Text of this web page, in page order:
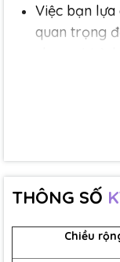
Việc bạn
quan trọng
Bảo vệ
Nhiệt độ lạnh
hủy các vật thể
bồn, bình, băng
phẩm gia nhiệt
THÔNG SỐ
Chiều